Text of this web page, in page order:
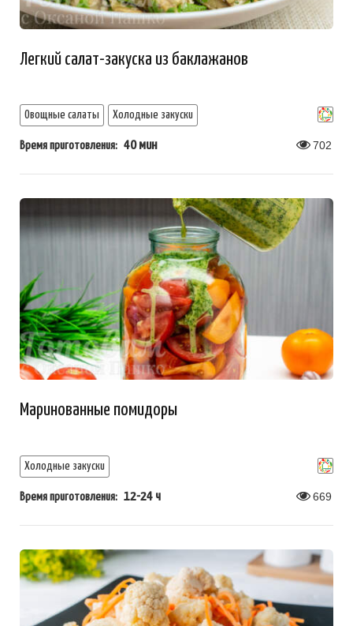
Легкий салат-закуска из баклажанов
Овощные салаты Холодные закуски
Время приготовления: 40 мин 702
Маринованные помидоры
Холодные закуски
Время приготовления: 12-24 ч 669